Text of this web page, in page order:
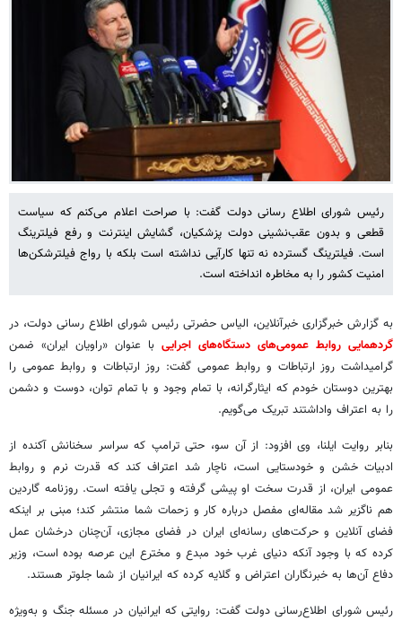
رئیس شورای اطلاع رسانی دولت گفت: با صراحت اعلام می‌کنم که سیاست
قطعی و بدون عقب‌نشینی دولت پزشکیان، گشایش اینترنت و رفع فیلترینگ
است. فیلترینگ گسترده نه‌ تنها کارآیی نداشته است بلکه با رواج فیلترشکن‌ها
امنیت کشور را به مخاطره انداخته است.
به گزارش خبرگزاری خبرآنلاین، الیاس حضرتی رئیس شورای اطلاع رسانی دولت، در
گردهمایی روابط عمومی‌های دستگاه‌های اجرایی با عنوان «راویان ایران» ضمن
گرامیداشت روز ارتباطات و روابط عمومی گفت: روز ارتباطات و روابط عمومی را
بهترین دوستان خودم که ایثارگرانه، با تمام وجود و با تمام توان، دوست و دشمن
را به اعتراف واداشتند تبریک می‌گویم.
بنابر روایت ایلنا، وی افزود: از آن سو، حتی ترامپ که سراسر سخنانش آکنده از
ادبیات خشن و خودستایی است، ناچار شد اعتراف کند که قدرت نرم و روابط
عمومی ایران، از قدرت سخت او پیشی گرفته و تجلی یافته است. روزنامه گاردین
هم ناگزیر شد مقاله‌ای مفصل درباره کار و زحمات شما منتشر کند؛ مبنی بر اینکه
فضای آنلاین و حرکت‌های رسانه‌ای ایران در فضای مجازی، آن‌چنان درخشان عمل
کرده که با وجود آنکه دنیای غرب خود مبدع و مخترع این عرصه بوده است، وزیر
دفاع آن‌ها به خبرنگاران اعتراض و گلایه کرده که ایرانیان از شما جلوتر هستند.
رئیس شورای اطلاع‌رسانی دولت گفت: روایتی که ایرانیان در مسئله جنگ و به‌ویژه